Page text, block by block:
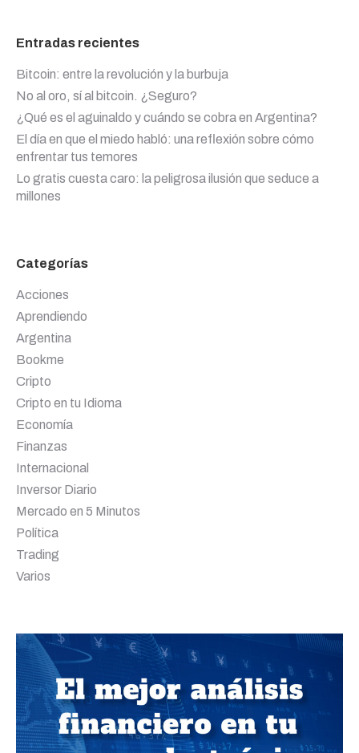
Entradas recientes
Bitcoin: entre la revolución y la burbuja
No al oro, sí al bitcoin. ¿Seguro?
¿Qué es el aguinaldo y cuándo se cobra en Argentina?
El día en que el miedo habló: una reflexión sobre cómo
enfrentar tus temores
Lo gratis cuesta caro: la peligrosa ilusión que seduce a
millones
Categorías
Acciones
Aprendiendo
Argentina
Bookme
Cripto
Cripto en tu Idioma
Economía
Finanzas
Internacional
Inversor Diario
Mercado en 5 Minutos
Política
Trading
Varios